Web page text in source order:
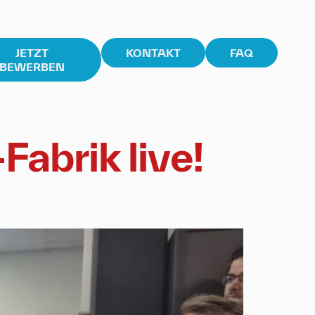
JETZT
BEWERBEN
KONTAKT FAQ
live!